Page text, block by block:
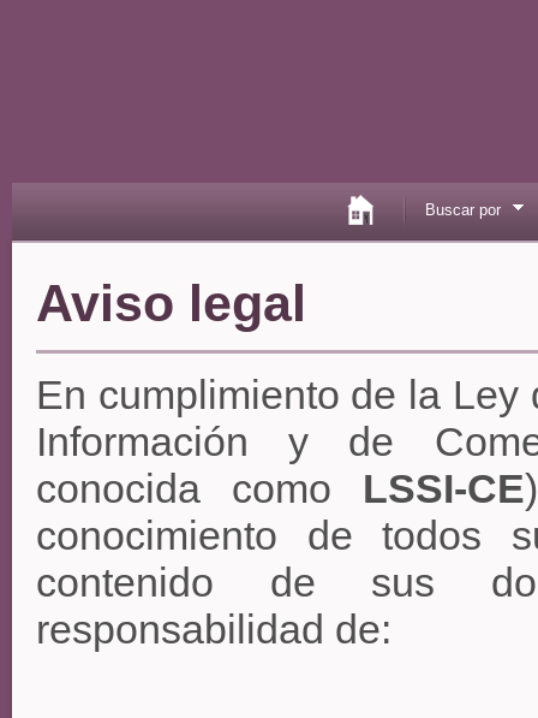
Buscar por
Aviso legal
En cumplimiento de la
Información y de
conocida como LSSI-CE
conocimiento de todos
contenido de sus
responsabilidad de: